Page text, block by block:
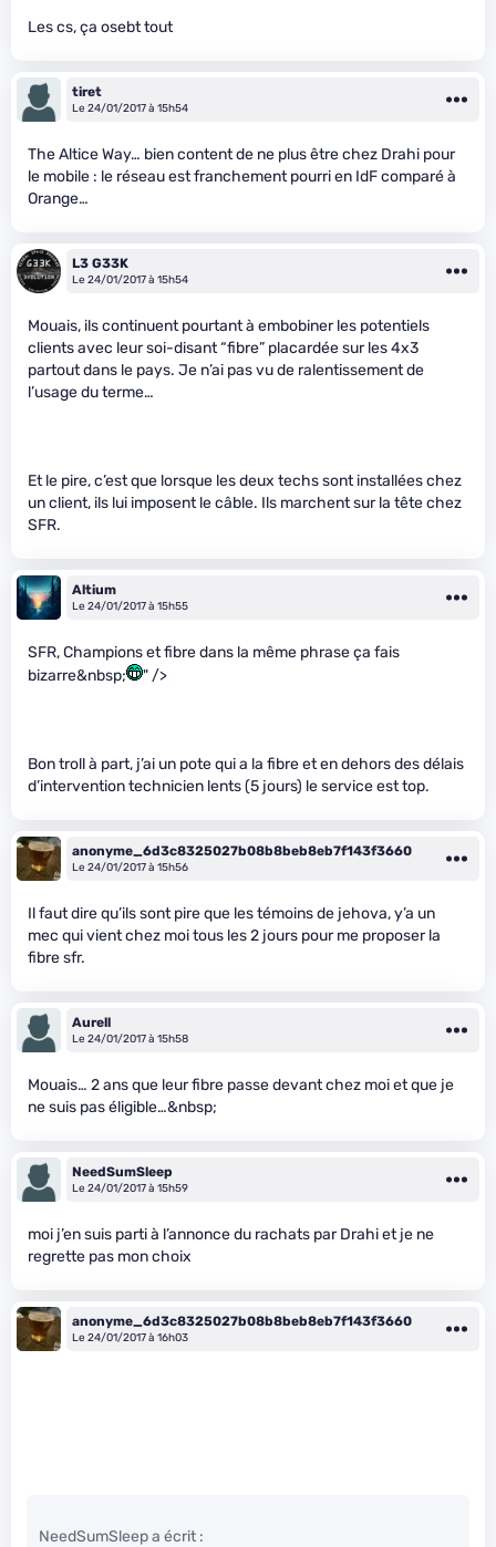
Les cs, ça osebt tout
tiret
Le 24/01/2017 à 15h54
The Altice Way… bien content de ne plus être chez Drahi pour
le mobile : le réseau est franchement pourri en IdF comparé à
Orange…
L3 G33K
Le 24/01/2017 à 15h54
Mouais, ils continuent pourtant à embobiner les potentiels
clients avec leur soi-disant “fibre” placardée sur les 4x3
partout dans le pays. Je n’ai pas vu de ralentissement de
l’usage du terme…
Et le pire, c’est que lorsque les deux techs sont installées chez
un client, ils lui imposent le câble. Ils marchent sur la tête chez
SFR.
Altium
Le 24/01/2017 à 15h55
SFR, Champions et fibre dans la même phrase ça fais
bizarre&nbsp;
" />
Bon troll à part, j’ai un pote qui a la fibre et en dehors des délais
d’intervention technicien lents (5 jours) le service est top.
anonyme_6d3c8325027b08b8beb8eb7f143f3660
Le 24/01/2017 à 15h56
Il faut dire qu’ils sont pire que les témoins de jehova, y’a un
mec qui vient chez moi tous les 2 jours pour me proposer la
fibre sfr.
Aurell
Le 24/01/2017 à 15h58
Mouais… 2 ans que leur fibre passe devant chez moi et que je
ne suis pas éligible…&nbsp;
NeedSumSleep
Le 24/01/2017 à 15h59
moi j’en suis parti à l’annonce du rachats par Drahi et je ne
regrette pas mon choix
anonyme_6d3c8325027b08b8beb8eb7f143f3660
Le 24/01/2017 à 16h03
NeedSumSleep a écrit :